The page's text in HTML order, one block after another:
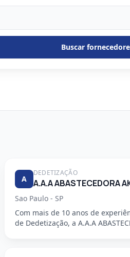
Buscar
A
DEDETIZAÇÃO
Sao Paulo - SP
Com mais de 10 anos de
de Dedetização, a A.A.A